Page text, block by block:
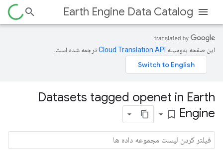
Earth Engine Data Catalog
این صفحه به‌وسیله ترجمه شده است.
Datasets tagged openet in Earth
Engine
bookmark_border